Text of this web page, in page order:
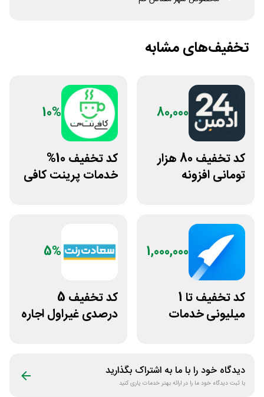
تخفیف‌های مشابه
80,000
کد تخفیف 80 هزار
تومانی افزونه
10%
کد تخفیف 10%
خدمات پرینت کافی
1,000,000
کد تخفیف تا 1
میلیونی خدمات
5%
کد تخفیف 5
درصدی غیراول اجاره
دیدگاه خود را با ما به اشتراک بگذارید
با ثبت دیدگاه خود ما را در ارائه بهتر خدمات یاری کنید